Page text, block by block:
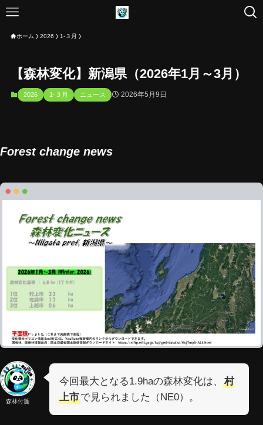
ホーム 2026 1-３月
【森林変化】新潟県（2026年1月～3月）
2026 1-３月 ニュース 2026年5月9日
Forest change news
森林付箋
今回最大となる1.9haの森林変化は、村
上市で見られました（NE0）。